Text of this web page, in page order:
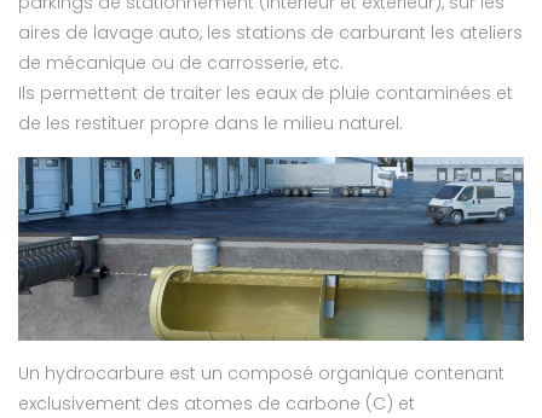
aires de lavage auto, les stations de carburant les ateliers
de mécanique ou de carrosserie, etc.
Ils permettent de traiter les eaux de pluie contaminées et
de les restituer propre dans le milieu naturel.
Un hydrocarbure est un composé organique contenant
exclusivement des atomes de carbone (C) et